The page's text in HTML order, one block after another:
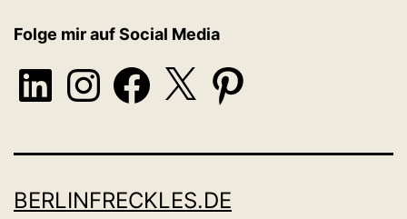
Folge mir auf Social Media
LinkedInInstagramFacebook
X Pinterest
BERLINFRECKLES.DE